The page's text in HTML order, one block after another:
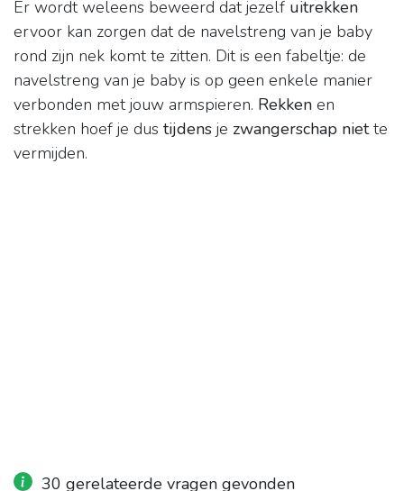
Er wordt weleens beweerd dat jezelf uitrekken
ervoor kan zorgen dat de navelstreng van je baby
rond zijn nek komt te zitten. Dit is een fabeltje: de
navelstreng van je baby is op geen enkele manier
verbonden met jouw armspieren. Rekken en
strekken hoef je dus tijdens je zwangerschap niette
vermijden.
30 gerelateerde vragen gevonden